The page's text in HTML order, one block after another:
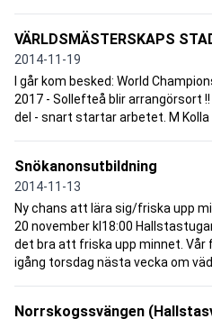
VÄRLDSMÄSTERSKAPS
2014-11-19
I går kom besked: World
2017 - Sollefteå blir arrangörsort
del - snart startar arbetet. M Kolla
Snökanonsutbildning
2014-11-13
Ny chans att lära sig/friska upp
20 november kl18:00
det bra att friska upp minnet. Vår
igång torsdag nästa vecka om
Norrskogssvängen